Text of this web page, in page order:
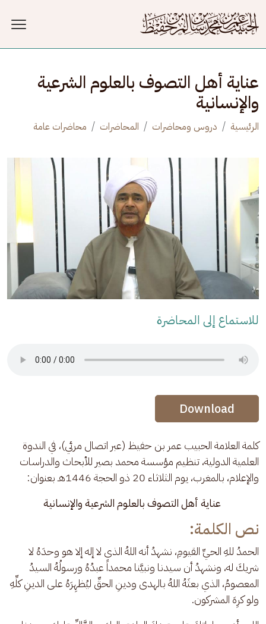
عناية أهل التصوف بالعلوم الشرعية
والإنسانية
الرئيسية دروس ومحاضرات المحاضرات محاضرات عامة
للاستماع إلى المحاضرة
Audio Stream
Audio Stream
Download
كلمة العلامة الحبيب عمر بن حفيظ (عبر اتصال مرئي)، في الندوة
العلمية الدولية، تنظيم مؤسسة محمد بصير للأبحاث والدراسات
والإعلام، بالمغرب، يوم الثلاثاء 20 ذو الحجة 1446هـ بعنوان:
عناية أهل التصوف بالعلوم الشرعية والإنسانية
نص الكلمة:
الحمدُ للهِ الحيِّ القيومِ، نشهدُ أنه اللهُ الذي لا إله إلا هو وحدَهُ لا
شريكَ له، ونشهدُ أن سيدنا ونبيَّنا محمداً عبدُهُ ورسولُهُ السيدُ
المعصومُ، الذي بعثَهُ اللهُ بالهدى ودينِ الحقِّ ليُظهِرَهُ على الدينِ كلِّهِ
ولو كرِهَ المشركون.